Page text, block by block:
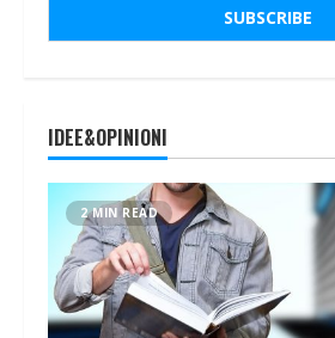
IDEE&OPINIONI
2 MIN READ